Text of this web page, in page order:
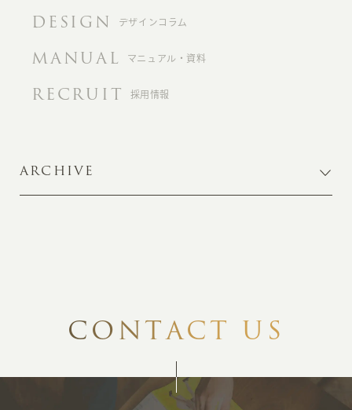
DESIGN デザインコラム
MANUAL マニュアル・資料
RECRUIT 採用情報
ARCHIVE
CONTACT US